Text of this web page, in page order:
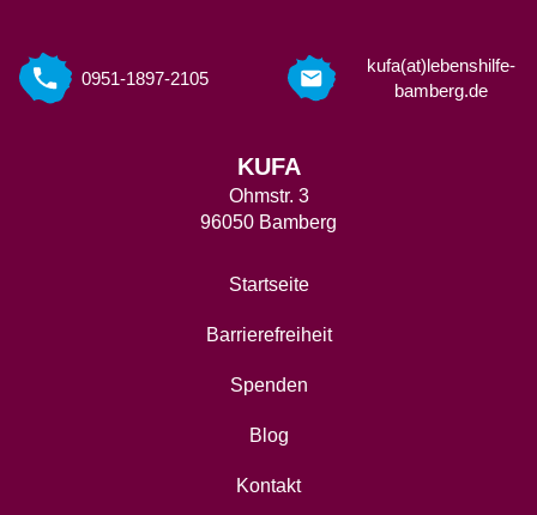
0951-1897-2105
kufa(at)lebenshilfe-
bamberg.de
KUFA
Ohmstr. 3
96050 Bamberg
Startseite
Barrierefreiheit
Spenden
Blog
Kontakt